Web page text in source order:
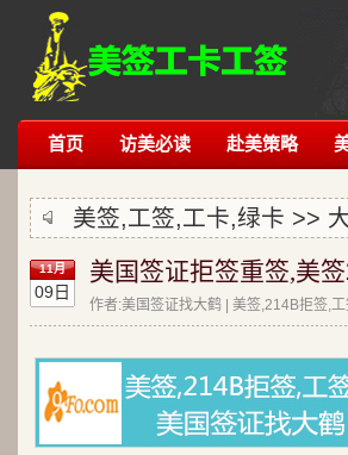
首页 访美必读 赴美策略
美签,工签,工卡,绿卡 >>
11月
09日
美国签证拒签重签,美
作者:美国签证找大鹤 | 美签,214B拒签,